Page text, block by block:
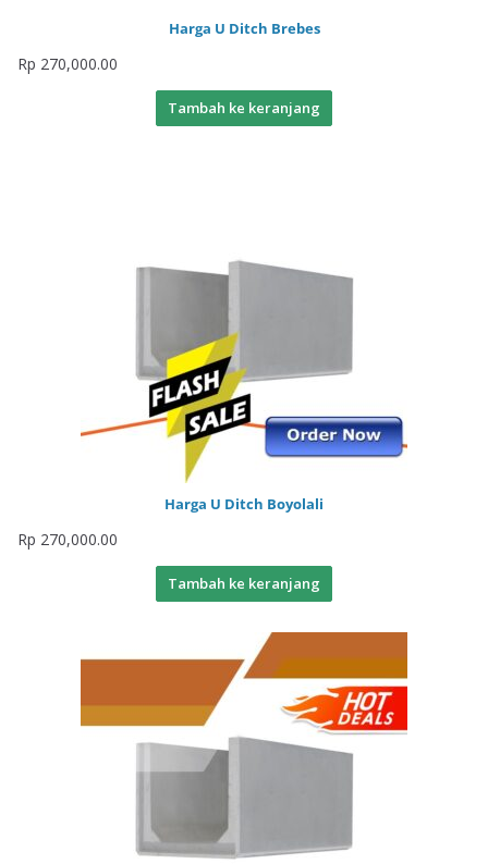
Harga U Ditch Brebes
Rp 270,000.00
Tambah ke keranjang
Harga U Ditch Boyolali
Rp 270,000.00
Tambah ke keranjang